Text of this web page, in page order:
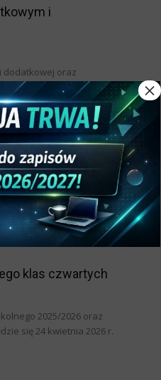
i
dodatkowej oraz
terminach: Sesja w
terminie dodatkowym — 24–25 sierpnia 2026 r. Sesja w terminie...
w dniach 13–14 oraz 20–21
egzaminów
klas dostępny jest pod
klas czwartych
2025/2026 oraz
się 24 kwietnia 2026 r.
×